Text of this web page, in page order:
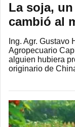
La soja,
cambió al
Ing. Agr.
Agropecuario
alguien hubiera
originario de